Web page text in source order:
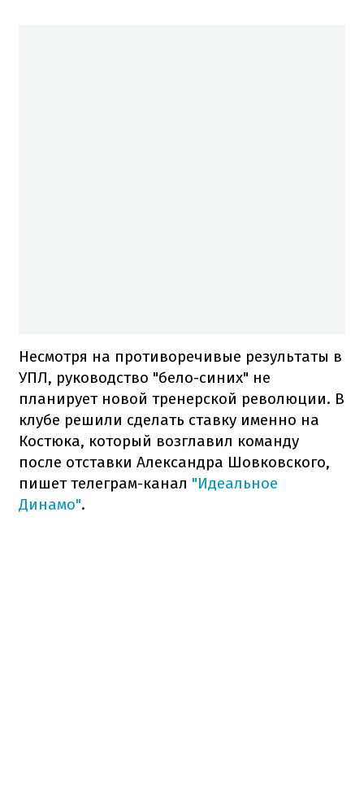
Несмотря на противоречивые результаты в
УПЛ, руководство "бело-синих" не
планирует новой тренерской революции. В
клубе решили сделать ставку именно на
Костюка, который возглавил команду
после отставки Александра Шовковского,
пишет телеграм-канал "Идеальное
Динамо".